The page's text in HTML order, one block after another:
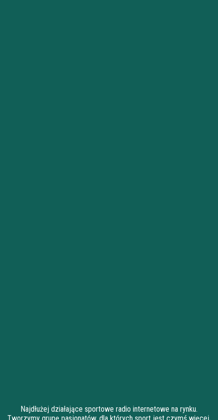
Najdłużej działające sportowe radio internetowe na rynku.
Tworzymy grupę pasjonatów, dla których sport jest czymś więcej,